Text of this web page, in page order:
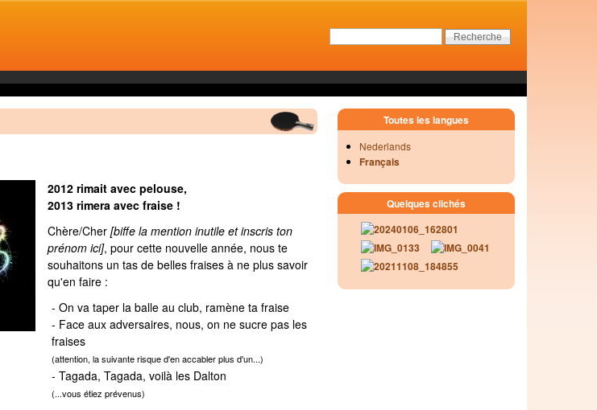
2012 rimait avec pelouse,
2013 rimera avec fraise !
Chère/Cher[biffe la mention inutile et inscris ton
prénom ici], pour cette nouvelle année, nous te
souhaitons un tas de belles fraises à ne plus savoir
qu'en faire :
- On va taper la balle au club, ramène ta fraise
- Face aux adversaires, nous, on ne sucre pas les
fraises
(attention, la suivante risque d'en accabler plus d'un...)
- Tagada, Tagada, voilà les Dalton
(...vous étiez prévenus)
Toutes les langues
Nederlands
Français
Quelques clichés